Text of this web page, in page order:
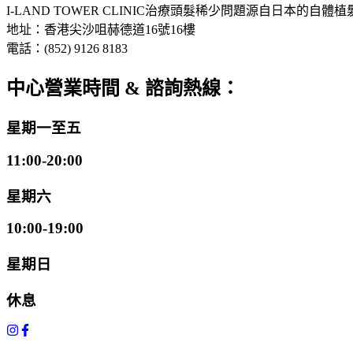
I-LAND TOWER CLINIC治療頭髮稀少問題源自日本的自體植
地址：香港尖沙咀赫德道16號16樓
電話：(852) 9126 8183
中心營業時間 & 諮詢熱線：
星期一至五
11:00-20:00
星期六
10:00-19:00
星期日
休息